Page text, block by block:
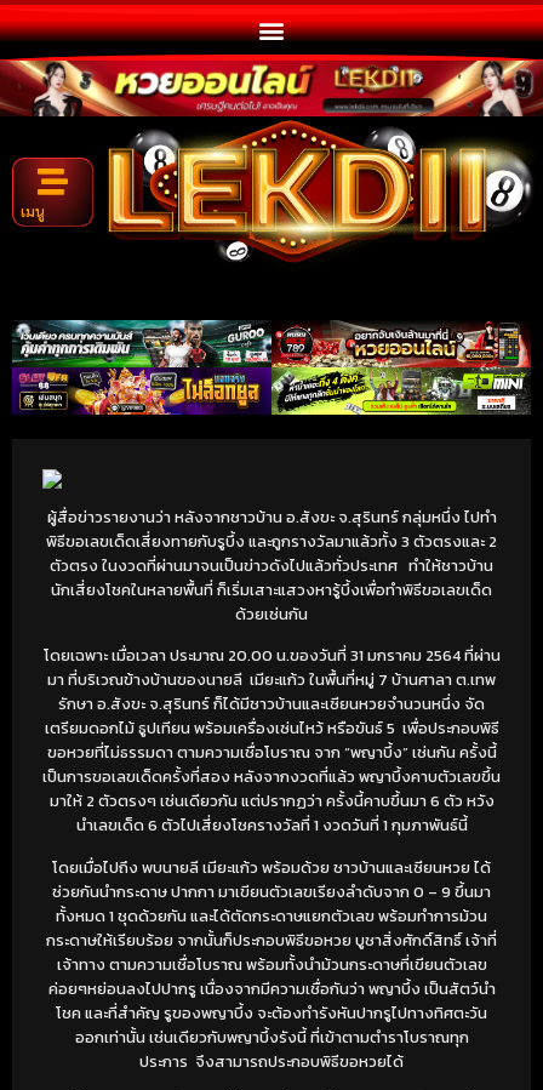
เมนู
ผู้สื่อข่าวรายงานว่า หลังจากชาวบ้าน อ.สังขะ จ.สุรินทร์ กลุ่มหนึ่ง ไปทำ
พิธีขอเลขเด็ดเสี่ยงทายกับรูบึ้ง และถูกรางวัลมาแล้วทั้ง 3 ตัวตรงและ 2
ตัวตรง ในงวดที่ผ่านมาจนเป็นข่าวดังไปแล้วทั่วประเทศ ทำให้ชาวบ้าน
นักเสี่ยงโชคในหลายพื้นที่ ก็เริ่มเสาะแสวงหารู้บึ้งเพื่อทำพิธีขอเลขเด็ด
ด้วยเช่นกัน
โดยเฉพาะ เมื่อเวลา ประมาณ 20.00 น.ของวันที่ 31 มกราคม 2564 ที่ผ่าน
มา ที่บริเวณข้างบ้านของนายลี เมียะแก้ว ในพื้นที่หมู่ 7 บ้านศาลา ต.เทพ
รักษา อ.สังขะ จ.สุรินทร์ ก็ได้มีชาวบ้านและเซียนหวยจำนวนหนึ่ง จัด
เตรียมดอกไม้ ธูปเทียน พร้อมเครื่องเซ่นไหว้ หรือขันธ์ 5 เพื่อประกอบพิธี
ขอหวยที่ไม่ธรรมดา ตามความเชื่อโบราณ จาก “พญาบึ้ง” เช่นกัน ครั้งนี้
เป็นการขอเลขเด็ดครั้งที่สอง หลังจากงวดที่แล้ว พญาบึ้งคาบตัวเลขขึ้น
มาให้ 2 ตัวตรงๆ เช่นเดียวกัน แต่ปรากฏว่า ครั้งนี้คาบขึ้นมา 6 ตัว หวัง
นำเลขเด็ด 6 ตัวไปเสี่ยงโชครางวัลที่ 1 งวดวันที่ 1 กุมภาพันธ์นี้
โดยเมื่อไปถึง พบนายลี เมียะแก้ว พร้อมด้วย ชาวบ้านและเซียนหวย ได้
ช่วยกันนำกระดาษ ปากกา มาเขียนตัวเลขเรียงลำดับจาก 0 – 9 ขึ้นมา
ทั้งหมด 1 ชุดด้วยกัน และได้ตัดกระดาษแยกตัวเลข พร้อมทำการม้วน
กระดาษให้เรียบร้อย จากนั้นก็ประกอบพิธีขอหวย บูชาสิ่งศักดิ์สิทธิ์ เจ้าที่
เจ้าทาง ตามความเชื่อโบราณ พร้อมทั้งนำม้วนกระดาษที่เขียนตัวเลข
ค่อยๆหย่อนลงไปปากรู เนื่องจากมีความเชื่อกันว่า พญาบึ้ง เป็นสัตว์นำ
โชค และที่สำคัญ รูของพญาบึ้ง จะต้องทำรังหันปากรูไปทางทิศตะวัน
ออกเท่านั้น เช่นเดียวกับพญาบึ้งรังนี้ ที่เข้าตามตำราโบราณทุก
ประการ จึงสามารถประกอบพิธีขอหวยได้